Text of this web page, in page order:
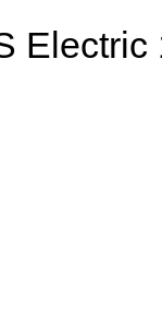
Electric